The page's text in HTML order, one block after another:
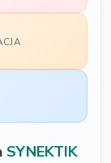
SYNEKTIK